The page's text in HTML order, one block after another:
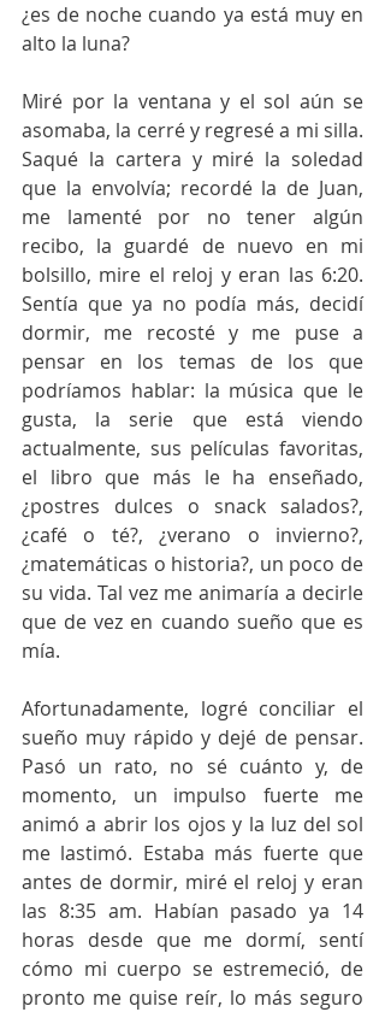
¿es de noche cuando ya está muy en
alto la luna?
Miré por la ventana y el sol aún se
asomaba, la cerré y regresé a mi silla.
Saqué la cartera y miré la soledad
que la envolvía; recordé la de Juan,
me lamenté por no tener algún
recibo, la guardé de nuevo en mi
bolsillo, mire el reloj y eran las 6:20.
Sentía que ya no podía más, decidí
dormir, me recosté y me puse a
pensar en los temas de los que
podríamos hablar: la música que le
gusta, la serie que está viendo
actualmente, sus películas favoritas,
el libro que más le ha enseñado,
¿postres dulces o snack salados?,
¿café o té?, ¿verano o invierno?,
¿matemáticas o historia?, un poco de
su vida. Tal vez me animaría a decirle
que de vez en cuando sueño que es
mía.
Afortunadamente, logré conciliar el
sueño muy rápido y dejé de pensar.
Pasó un rato, no sé cuánto y, de
momento, un impulso fuerte me
animó a abrir los ojos y la luz del sol
me lastimó. Estaba más fuerte que
antes de dormir, miré el reloj y eran
las 8:35 am. Habían pasado ya 14
horas desde que me dormí, sentí
cómo mi cuerpo se estremeció, de
pronto me quise reír, lo más seguro